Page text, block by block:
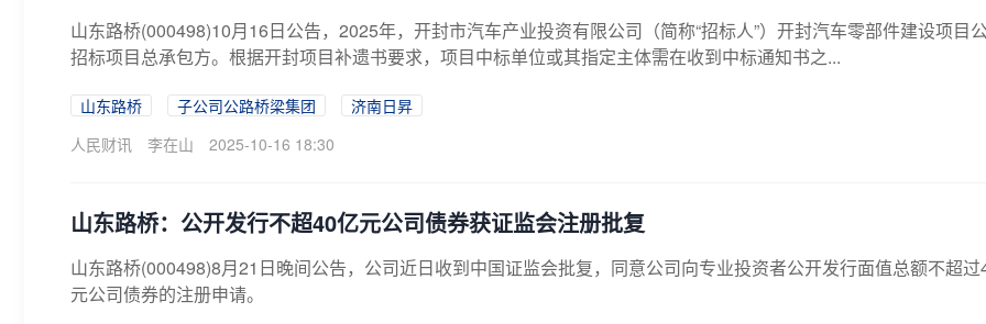
山东路桥(000498)10月16日公告，2025年，开封市汽车产业投资有限公司（简称“招标人”）开封汽车零部件建设项目
招标项目总承包方。根据开封项目补遗书要求，项目中标单位或其指定主体需在收到中标通知书之...
山东路桥 子公司公路桥梁集团
济南日昇
人民财讯
李在山 2025-10-16 18:30
山东路桥：公开发行不超40亿元公司债券获证监会注册批复
山东路桥(000498)8月21日晚间公告，公司近日收到中国证监会批复，同意公司向专业投资者公开发行面值总额不超过
元公司债券的注册申请。